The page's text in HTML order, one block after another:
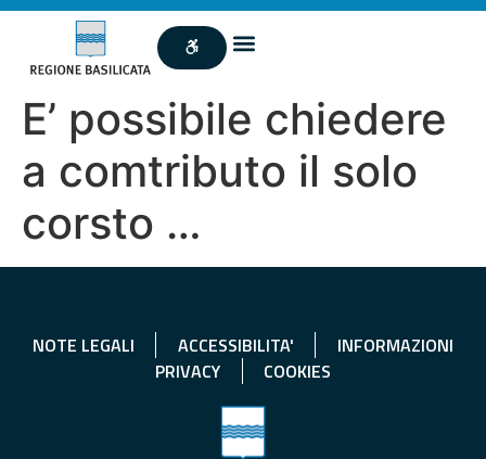
E’ possibile chiedere
a comtributo il solo
corsto …
NOTE LEGALI ACCESSIBILITA'
INFORMAZIONI
PRIVACY
COOKIES